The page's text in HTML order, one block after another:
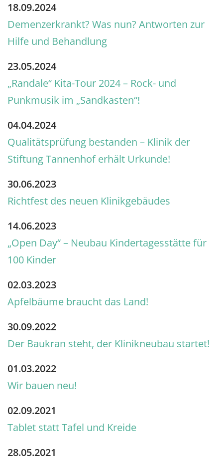
18.09.2024
Demenzerkrankt? Was nun? Antworten zur
Hilfe und Behandlung
23.05.2024
„Randale“ Kita-Tour 2024 – Rock- und
Punkmusik im „Sandkasten“!
04.04.2024
Qualitätsprüfung bestanden – Klinik der
Stiftung Tannenhof erhält Urkunde!
30.06.2023
Richtfest des neuen Klinikgebäudes
14.06.2023
„Open Day“ – Neubau Kindertagesstätte für
100 Kinder
02.03.2023
Apfelbäume braucht das Land!
30.09.2022
Der Baukran steht, der Klinikneubau startet!
01.03.2022
Wir bauen neu!
02.09.2021
Tablet statt Tafel und Kreide
28.05.2021